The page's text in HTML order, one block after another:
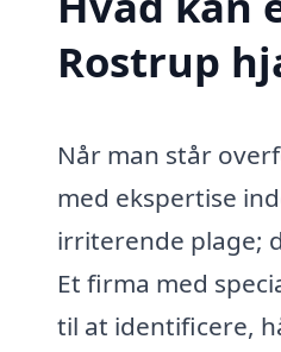
Rostrup
Når man står
med ekspertise
irriterende plage;
Et firma med
til at identificere,